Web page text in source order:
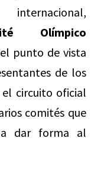
Olímpico
punto de vista
de los
circuito oficial
comités que
a dar forma al